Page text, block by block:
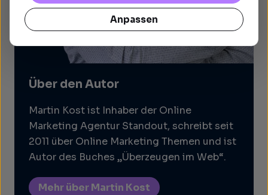
Über den Autor
Martin Kost ist Inhaber der Online
Marketing Agentur Standout, schreibt seit
2011 über Online Marketing Themen und ist
Autor des Buches „Überzeugen im Web“.
Mehr über Martin Kost
Anpassen